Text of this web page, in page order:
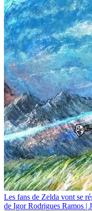
Les fans de Zelda vont se
de Igor Rodrigues Ramos |